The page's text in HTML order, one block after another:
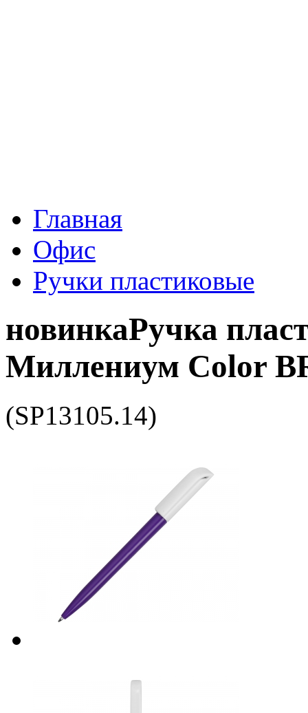
Главная
Офис
Ручки пластиковые
новинкаРучка
Миллениум Color
(SP13105.14)